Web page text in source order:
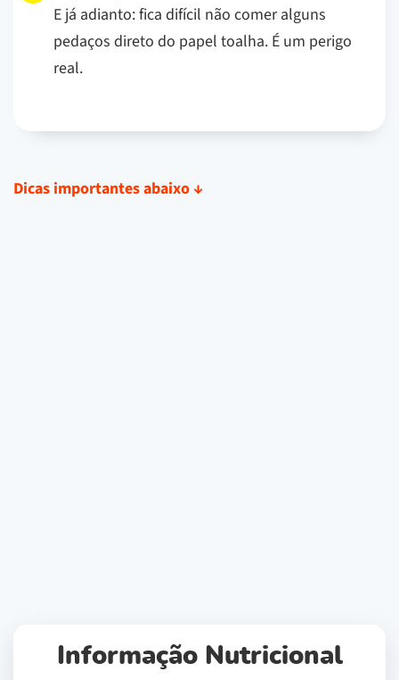
E já adianto: fica difícil não comer alguns
pedaços direto do papel toalha. É um perigo
real.
Dicas importantes abaixo ↓
Informação Nutricional